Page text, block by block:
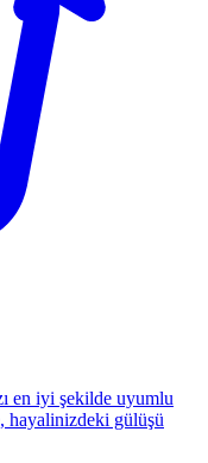
en iyi şekilde uyumlu
hayalinizdeki gülüşü